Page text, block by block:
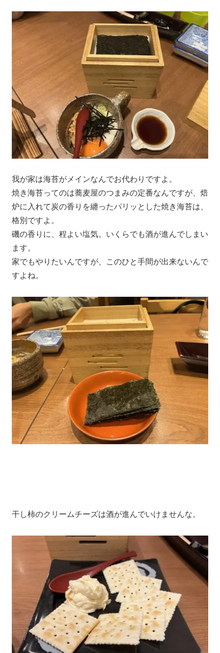
我が家は海苔がメインなんでお代わりですよ。
焼き海苔ってのは蕎麦屋のつまみの定番なんですが、焙
炉に入れて炭の香りを纏ったパリッとした焼き海苔は、
格別ですよ。
磯の香りに、程よい塩気。いくらでも酒が進んでしまい
ます。
家でもやりたいんですが、このひと手間が出来ないんで
すよね。
干し柿のクリームチーズは酒が進んでいけませんな。